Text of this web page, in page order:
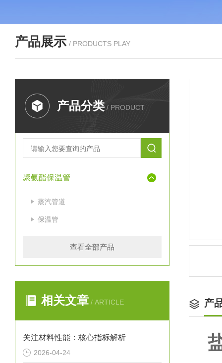
产品展示 / PRODUCTS PLAY
产品分类 / PRODUCT
聚氨酯保温管
蒸汽管道
保温管
查看全部产品
相关文章 / ARTICLE
关注材料性能：核心指标解析
2026-04-24
产